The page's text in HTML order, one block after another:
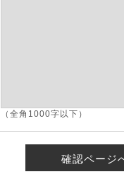
（全角1000字以下）
確認ページ